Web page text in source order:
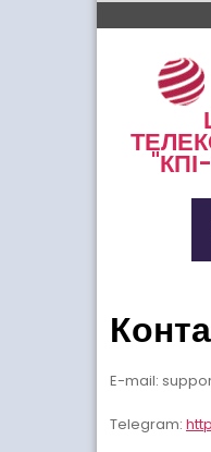
E-mail:
Telegram: